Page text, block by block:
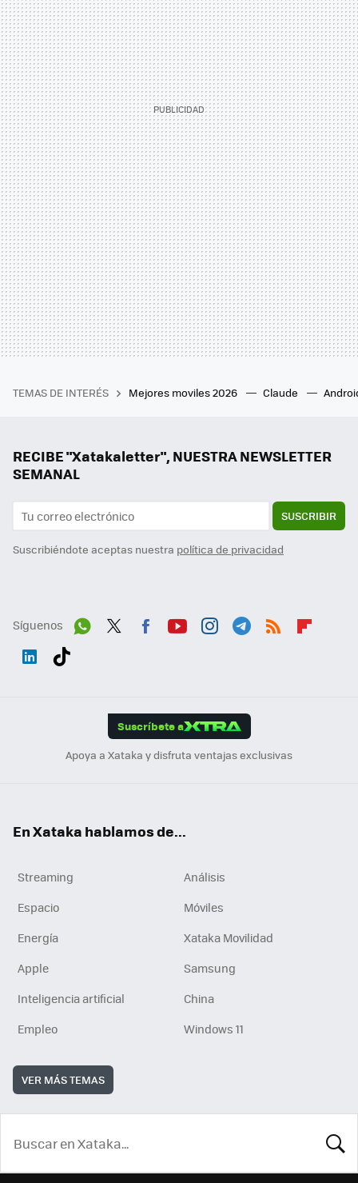
TEMAS DE INTERÉS Mejores moviles 2026 Claude
RECIBE "Xatakaletter", NUESTRA NEWSLETTER
SEMANAL
SUSCRIBIR
Suscribiéndote aceptas nuestra política de privacidad
Síguenos
Suscríbete a
Apoya a Xataka y disfruta ventajas exclusivas
En Xataka hablamos de...
Streaming
Análisis
Espacio
Móviles
Energía
Xataka Movilidad
Apple
Samsung
Inteligencia artificial
China
Empleo
Windows 11
VER MÁS TEMAS